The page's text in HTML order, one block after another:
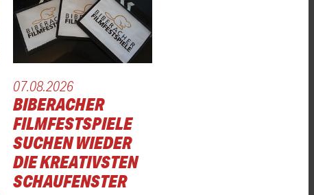
07.08.2026
BIBERACHER
FILMFESTSPIELE
SUCHEN WIEDER
DIE KREATIVSTEN
SCHAUFENSTER